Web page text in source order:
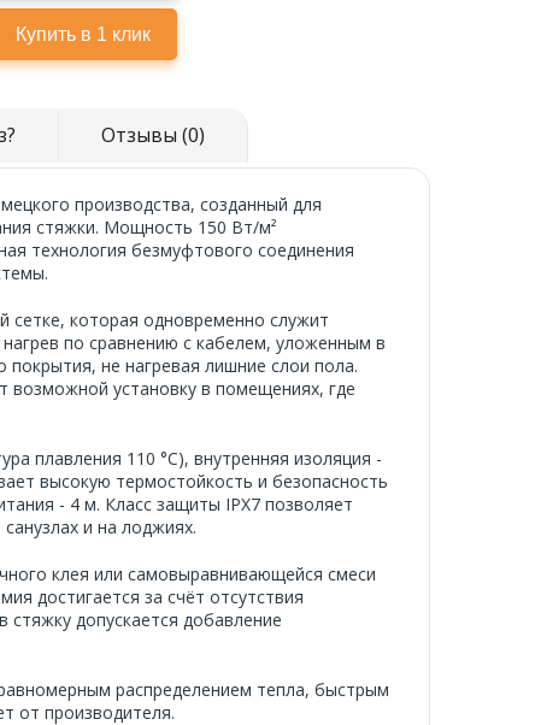
Отзывы (0)
производства, созданный для
стяжки. Мощность 150 Вт/м²
технология безмуфтового соединения
сетке, которая одновременно служит
по сравнению с кабелем, уложенным в
не нагревая лишние слои пола.
возможной установку в помещениях, где
плавления 110 °C), внутренняя изоляция -
высокую термостойкость и безопасность
- 4 м. Класс защиты IPX7 позволяет
и на лоджиях.
клея или самовыравнивающейся смеси
достигается за счёт отсутствия
стяжку допускается добавление
распределением тепла, быстрым
от производителя.